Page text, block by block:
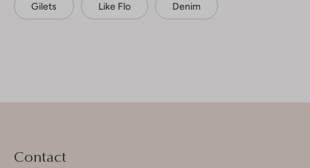
Gilets Like Flo Denim
Contact